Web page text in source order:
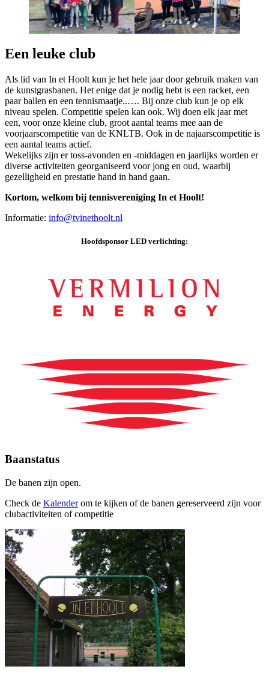
Een leuke club
Als lid van In et Hoolt kun je het hele jaar door gebruik maken van
de kunstgrasbanen. Het enige dat je nodig hebt is een racket, een
paar ballen en een tennismaatje..…. Bij onze club kun je op elk
niveau spelen. Competitie spelen kan ook. Wij doen elk jaar met
een, voor onze kleine club, groot aantal teams mee aan de
voorjaarscompetitie van de KNLTB. Ook in de najaarscompetitie is
een aantal teams actief.
Wekelijks zijn er toss-avonden en -middagen en jaarlijks worden er
diverse activiteiten georganiseerd voor jong en oud, waarbij
gezelligheid en prestatie hand in hand gaan.
Kortom, welkom bij tennisvereniging In et Hoolt!
Informatie: info@tvinethoolt.nl
Hoofdsponsor LED verlichting:
Baanstatus
De banen zijn open.
Check de Kalenderom te kijken of de banen gereserveerd zijn voor
clubactiviteiten of competitie